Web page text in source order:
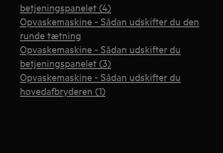
betjeningspanelet (4)
Opvaskemaskine - Sådan udskifter du den
runde tætning
Opvaskemaskine - Sådan udskifter du
betjeningspanelet (3)
Opvaskemaskine - Sådan udskifter du
hovedafbryderen (1)